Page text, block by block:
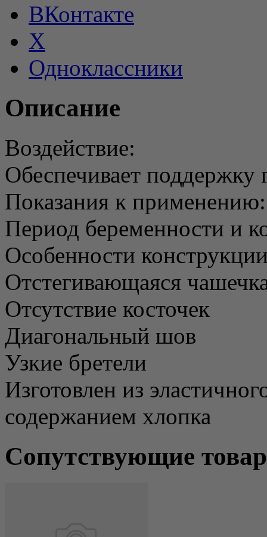
ВКонтакте
X
Одноклассники
Описание
Воздействие:
Обеспечивает поддержку
Показания к применению:
Период беременности и
Особенности
Отстегивающаяся
Отсутствие косточек
Диагональный шов
Узкие бретели
Изготовлен из
содержанием хлопка
Сопутствующие